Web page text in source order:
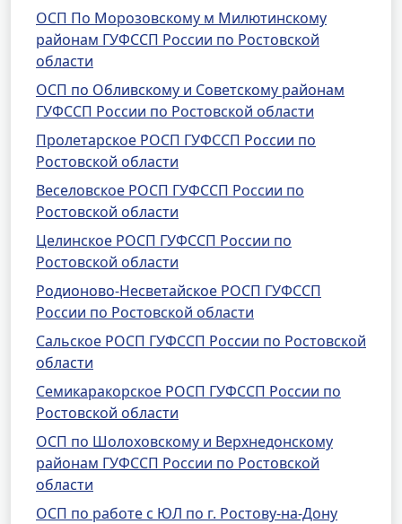
ОСП По Морозовскому м Милютинскому
районам ГУФССП России по Ростовской
области
ОСП по Обливскому и Советскому районам
ГУФССП России по Ростовской области
Пролетарское РОСП ГУФССП России по
Ростовской области
Веселовское РОСП ГУФССП России по
Ростовской области
Целинское РОСП ГУФССП России по
Ростовской области
Родионово-Несветайское РОСП ГУФССП
России по Ростовской области
Сальское РОСП ГУФССП России по Ростовской
области
Семикаракорское РОСП ГУФССП России по
Ростовской области
ОСП по Шолоховскому и Верхнедонскому
районам ГУФССП России по Ростовской
области
ОСП по работе с ЮЛ по г. Ростову-на-Дону